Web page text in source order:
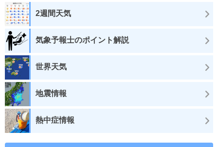
2週間天気
気象予報士のポイント解説
世界天気
地震情報
熱中症情報